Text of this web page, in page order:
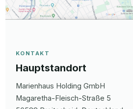
KONTAKT
Hauptstandort
Marienhaus Holding GmbH
Magaretha-Fleisch-Straße 5